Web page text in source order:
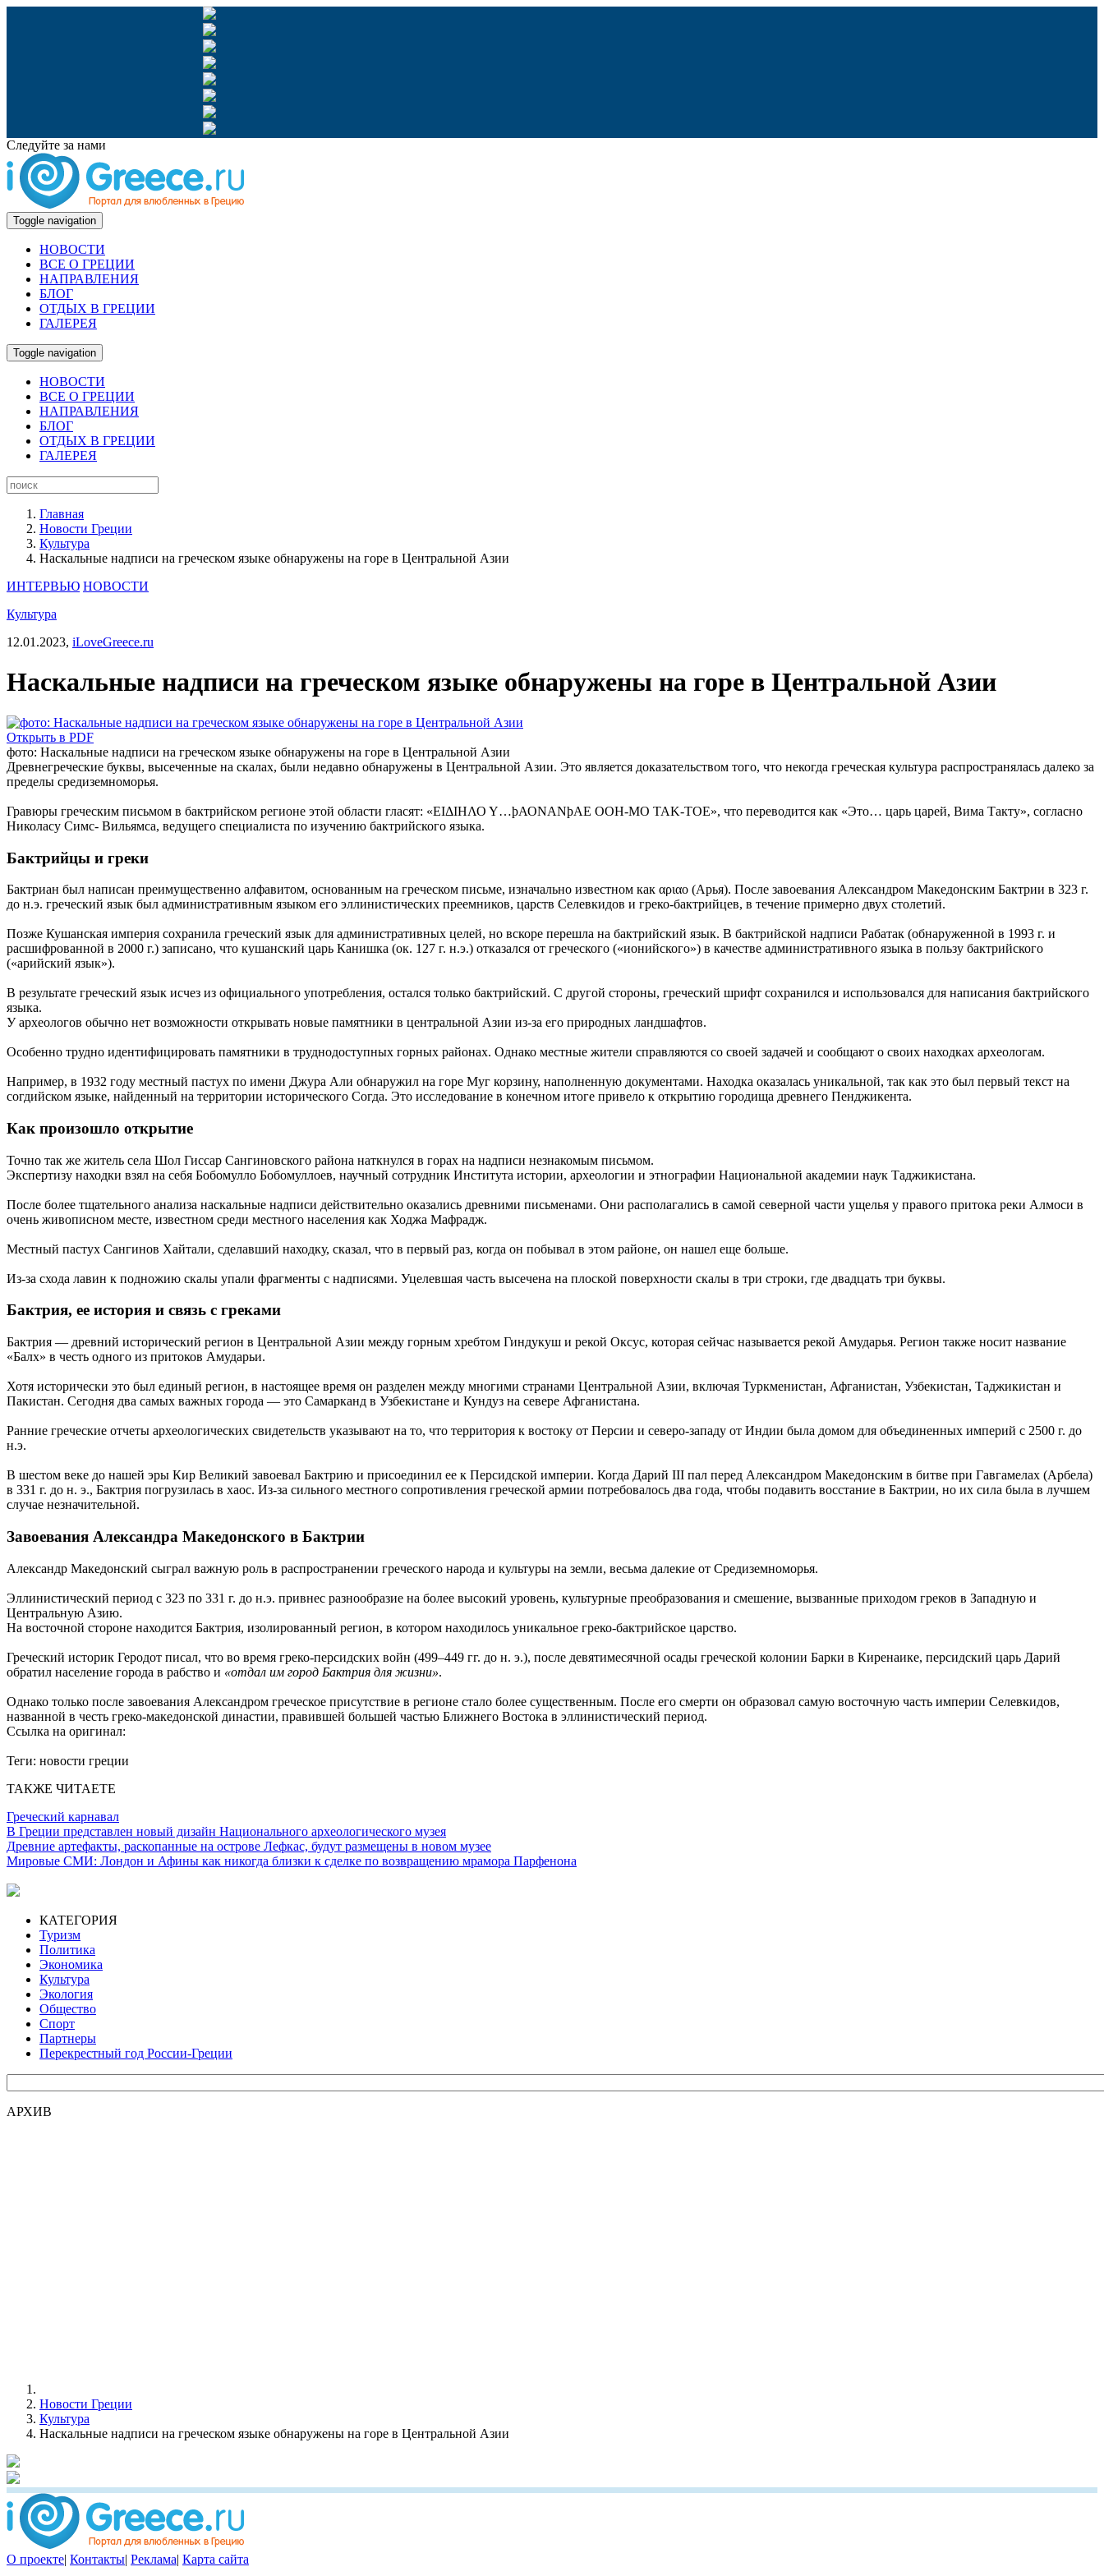
Следуйте за нами
Toggle navigation
НОВОСТИ
ВСЕ О ГРЕЦИИ
НАПРАВЛЕНИЯ
БЛОГ
ОТДЫХ В ГРЕЦИИ
ГАЛЕРЕЯ
Toggle navigation
НОВОСТИ
ВСЕ О ГРЕЦИИ
НАПРАВЛЕНИЯ
БЛОГ
ОТДЫХ В ГРЕЦИИ
ГАЛЕРЕЯ
Главная
Новости Греции
Культура
Наскальные надписи на греческом языке обнаружены на горе в Центральной Азии
ИНТЕРВЬЮ НОВОСТИ
Культура
12.01.2023, iLoveGreece.ru
Наскальные надписи на греческом языке обнаружены на горе в Центральной Азии
Открыть в PDF
фото: Наскальные надписи на греческом языке обнаружены на горе в Центральной Азии
Древнегреческие буквы, высеченные на скалах, были недавно обнаружены в Центральной Азии. Это является доказательством того, что некогда греческая культура распространялась далеко за
пределы средиземноморья.
Гравюры греческим письмом в бактрийском регионе этой области гласят: «ΕΙΔΙΗΛΟ Υ…ϸΑΟΝΑΝϸΑΕ ΟΟΗ-ΜΟ ΤΑΚ-ΤΟΕ», что переводится как «Это… царь царей, Вима Такту», согласно
Николасу Симс- Вильямса, ведущего специалиста по изучению бактрийского языка.
Бактрийцы и греки
Бактриан был написан преимущественно алфавитом, основанным на греческом письме, изначально известном как αριαo (Арья). После завоевания Александром Македонским Бактрии в 323 г.
до н.э. греческий язык был административным языком его эллинистических преемников, царств Селевкидов и греко-бактрийцев, в течение примерно двух столетий.
Позже Кушанская империя сохранила греческий язык для административных целей, но вскоре перешла на бактрийский язык. В бактрийской надписи Рабатак (обнаруженной в 1993 г. и
расшифрованной в 2000 г.) записано, что кушанский царь Канишка (ок. 127 г. н.э.) отказался от греческого («ионийского») в качестве административного языка в пользу бактрийского
(«арийский язык»).
В результате греческий язык исчез из официального употребления, остался только бактрийский. С другой стороны, греческий шрифт сохранился и использовался для написания бактрийского
языка.
У археологов обычно нет возможности открывать новые памятники в центральной Азии из-за его природных ландшафтов.
Особенно трудно идентифицировать памятники в труднодоступных горных районах. Однако местные жители справляются со своей задачей и сообщают о своих находках археологам.
Например, в 1932 году местный пастух по имени Джура Али обнаружил на горе Муг корзину, наполненную документами. Находка оказалась уникальной, так как это был первый текст на
согдийском языке, найденный на территории исторического Согда. Это исследование в конечном итоге привело к открытию городища древнего Пенджикента.
Как произошло открытие
Точно так же житель села Шол Гиссар Сангиновского района наткнулся в горах на надписи незнакомым письмом.
Экспертизу находки взял на себя Бобомулло Бобомуллоев, научный сотрудник Института истории, археологии и этнографии Национальной академии наук Таджикистана.
После более тщательного анализа наскальные надписи действительно оказались древними письменами. Они располагались в самой северной части ущелья у правого притока реки Алмоси в
очень живописном месте, известном среди местного населения как Ходжа Мафрадж.
Местный пастух Сангинов Хайтали, сделавший находку, сказал, что в первый раз, когда он побывал в этом районе, он нашел еще больше.
Из-за схода лавин к подножию скалы упали фрагменты с надписями. Уцелевшая часть высечена на плоской поверхности скалы в три строки, где двадцать три буквы.
Бактрия, ее история и связь с греками
Бактрия — древний исторический регион в Центральной Азии между горным хребтом Гиндукуш и рекой Оксус, которая сейчас называется рекой Амударья. Регион также носит название
«Балх» в честь одного из притоков Амударьи.
Хотя исторически это был единый регион, в настоящее время он разделен между многими странами Центральной Азии, включая Туркменистан, Афганистан, Узбекистан, Таджикистан и
Пакистан. Сегодня два самых важных города — это Самарканд в Узбекистане и Кундуз на севере Афганистана.
Ранние греческие отчеты археологических свидетельств указывают на то, что территория к востоку от Персии и северо-западу от Индии была домом для объединенных империй с 2500 г. до
н.э.
В шестом веке до нашей эры Кир Великий завоевал Бактрию и присоединил ее к Персидской империи. Когда Дарий III пал перед Александром Македонским в битве при Гавгамелах (Арбела)
в 331 г. до н. э., Бактрия погрузилась в хаос. Из-за сильного местного сопротивления греческой армии потребовалось два года, чтобы подавить восстание в Бактрии, но их сила была в лучшем
случае незначительной.
Завоевания Александра Македонского в Бактрии
Александр Македонский сыграл важную роль в распространении греческого народа и культуры на земли, весьма далекие от Средиземноморья.
Эллинистический период с 323 по 331 г. до н.э. привнес разнообразие на более высокий уровень, культурные преобразования и смешение, вызванные приходом греков в Западную и
Центральную Азию.
На восточной стороне находится Бактрия, изолированный регион, в котором находилось уникальное греко-бактрийское царство.
Греческий историк Геродот писал, что во время греко-персидских войн (499–449 гг. до н. э.), после девятимесячной осады греческой колонии Барки в Киренаике, персидский царь Дарий
обратил население города в рабство и «отдал им город Бактрия для жизни».
Однако только после завоевания Александром греческое присутствие в регионе стало более существенным. После его смерти он образовал самую восточную часть империи Селевкидов,
названной в честь греко-македонской династии, правившей большей частью Ближнего Востока в эллинистический период.
Ссылка на оригинал:
Теги: новости греции
ТАКЖЕ ЧИТАЕТЕ
Греческий карнавал
В Греции представлен новый дизайн Национального археологического музея
Древние артефакты, раскопанные на острове Лефкас, будут размещены в новом музее
Мировые СМИ: Лондон и Афины как никогда близки к сделке по возвращению мрамора Парфенона
КАТЕГОРИЯ
Туризм
Политика
Экономика
Культура
Экология
Общество
Спорт
Партнеры
Перекрестный год России-Греции
АРХИВ
Новости Греции
Культура
Наскальные надписи на греческом языке обнаружены на горе в Центральной Азии
О проекте| Контакты| Реклама| Карта сайта